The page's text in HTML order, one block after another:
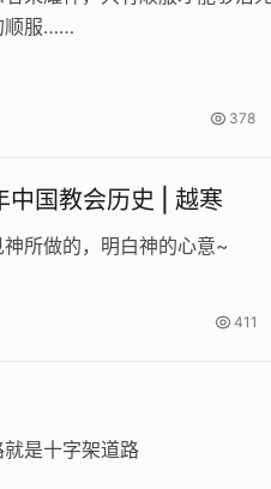
顺服……
378
国教会历史 | 越寒
所做的，明白神的心意~
411
是十字架道路